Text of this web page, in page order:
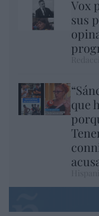
Vox
sus
que